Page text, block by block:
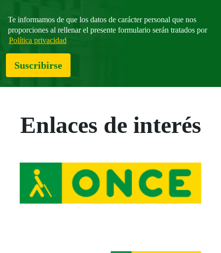
Te informamos de que los datos de carácter personal que nos
proporciones al rellenar el presente formulario serán tratados por
Política privacidad
Suscribirse
Enlaces de interés